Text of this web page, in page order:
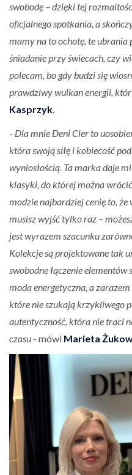
swobodę – dzięki tej
oficjalnego spotkania, a
mamy na to ochotę, te ubrania
śniadanie przy świecach, czy
polecam, bo gdy budzi się
prawdziwy wulkan energii,
Kasprzyk.
- Dla mnie Deni Cler to
która swoją siłę i kobiecość
wyniosłością. Ta marka daje
klasyki, do której można
modzie najbardziej cenię to,
musisz wyjść tylko raz –
jest wyrazem szacunku
Kolekcje są projektowane tak
swobodne łączenie elementów
moda energetyczna, a
które nie szukają krzykliwego
autentyczność, która nie traci
czasu - mówi Marieta